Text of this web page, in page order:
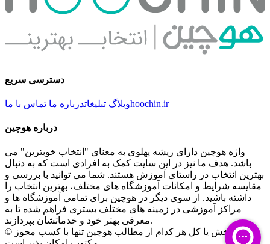
دسترسی سریع
وبلاگ تبلیغاتدرباره ما تماس با ما hoochin.ir
درباره هوچین
واژه هوچین دارای ریشه پهلوی به معنای "انتخاب خوبترین" می
باشد. هدف ما نیز در این سایت کمک به افرادی است که به دنبال
بهترین انتخاب در راستای آموزش هستند. شما می توانید با بررسی و
مقایسه شرایط و امکانات آموزشگاه های مختلف، بهترین انتخاب را
داشته باشید. از سوی دیگر در هوچین برای تمامی آموزشگاه ها و
مراکز آموزشی در زمینه های مختلف بستری فراهم شده تا به
معرفی بهتر خود و خدماتشان بپردازند.
© کپی بخش یا کل هر کدام از مطالب هوچین تنها با کسب مجوز